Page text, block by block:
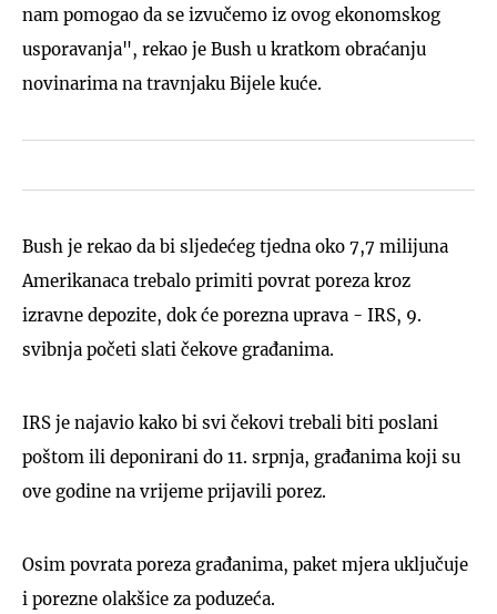
nam pomogao da se izvučemo iz ovog ekonomskog
usporavanja", rekao je Bush u kratkom obraćanju
novinarima na travnjaku Bijele kuće.
Bush je rekao da bi sljedećeg tjedna oko 7,7 milijuna
Amerikanaca trebalo primiti povrat poreza kroz
izravne depozite, dok će porezna uprava - IRS, 9.
svibnja početi slati čekove građanima.
IRS je najavio kako bi svi čekovi trebali biti poslani
poštom ili deponirani do 11. srpnja, građanima koji su
ove godine na vrijeme prijavili porez.
Osim povrata poreza građanima, paket mjera uključuje
i porezne olakšice za poduzeća.